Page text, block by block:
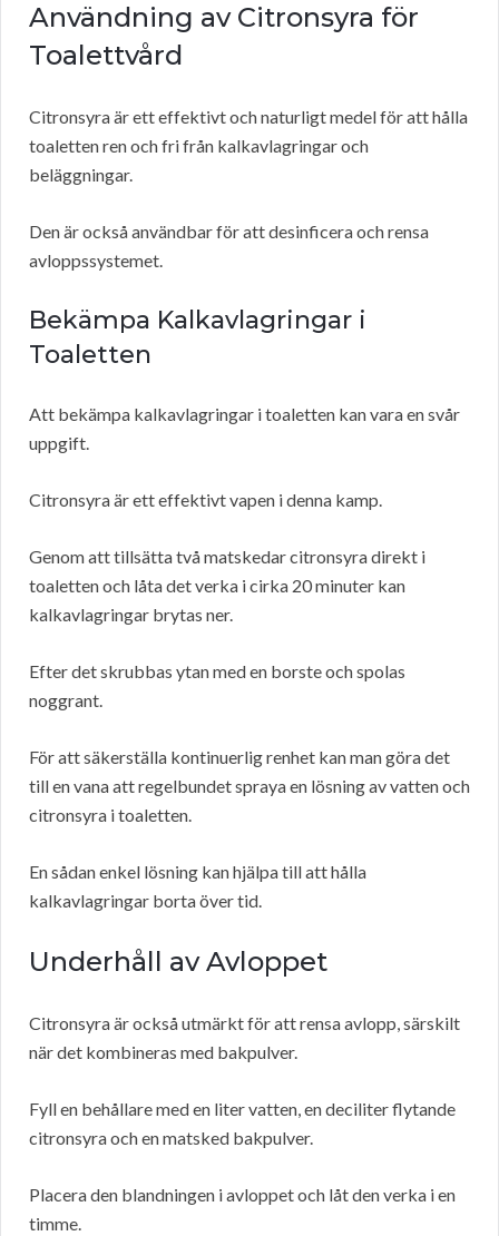
Användning av Citronsyra för
Toalettvård
Citronsyra är ett effektivt och naturligt medel för att hålla
toaletten ren och fri från kalkavlagringar och
beläggningar.
Den är också användbar för att desinficera och rensa
avloppssystemet.
Bekämpa Kalkavlagringar i
Toaletten
Att bekämpa kalkavlagringar i toaletten kan vara en svår
uppgift.
Citronsyra är ett effektivt vapen i denna kamp.
Genom att tillsätta två matskedar citronsyra direkt i
toaletten och låta det verka i cirka 20 minuter kan
kalkavlagringar brytas ner.
Efter det skrubbas ytan med en borste och spolas
noggrant.
För att säkerställa kontinuerlig renhet kan man göra det
till en vana att regelbundet spraya en lösning av vatten och
citronsyra i toaletten.
En sådan enkel lösning kan hjälpa till att hålla
kalkavlagringar borta över tid.
Underhåll av Avloppet
Citronsyra är också utmärkt för att rensa avlopp, särskilt
när det kombineras med bakpulver.
Fyll en behållare med en liter vatten, en deciliter flytande
citronsyra och en matsked bakpulver.
Placera den blandningen i avloppet och låt den verka i en
timme.